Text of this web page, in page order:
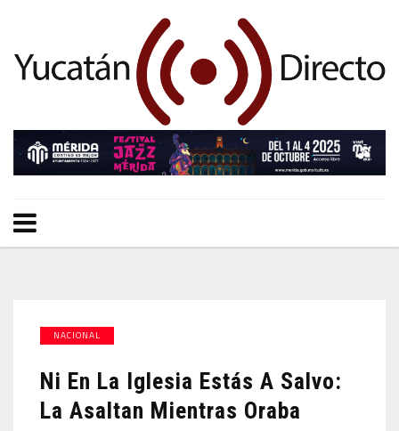
NACIONAL
Ni En La Iglesia Estás A Salvo:
La Asaltan Mientras Oraba